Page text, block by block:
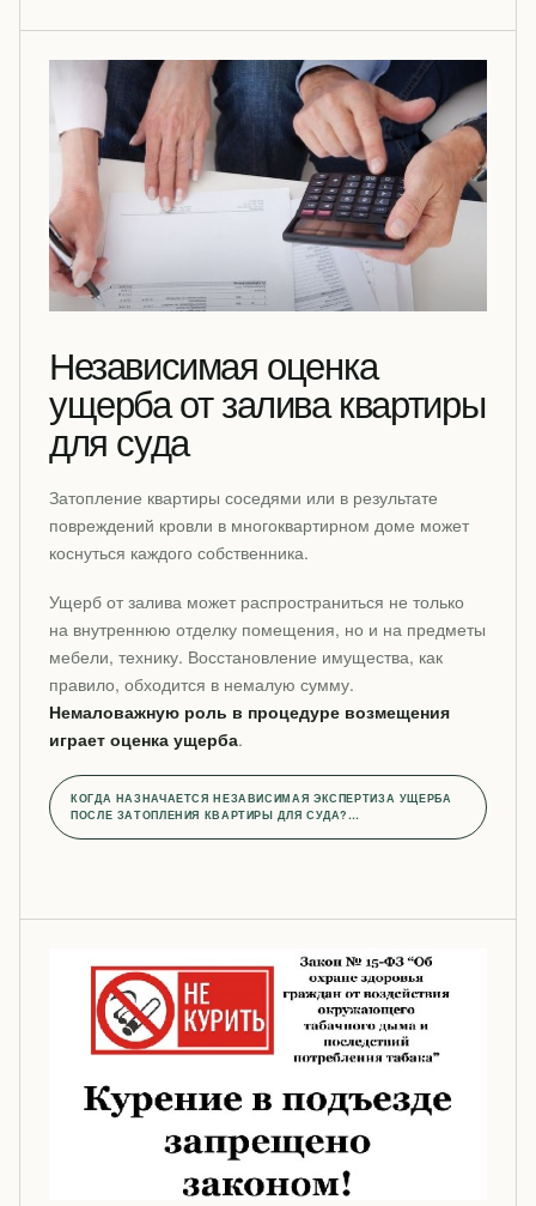
Независимая оценка
ущерба от залива квартиры
для суда
Затопление квартиры соседями или в результате
повреждений кровли в многоквартирном доме может
коснуться каждого собственника.
Ущерб от залива может распространиться не только
на внутреннюю отделку помещения, но и на предметы
мебели, технику. Восстановление имущества, как
правило, обходится в немалую сумму.
Немаловажную роль в процедуре возмещения
играет оценка ущерба.
КОГДА НАЗНАЧАЕТСЯ НЕЗАВИСИМАЯ ЭКСПЕРТИЗА УЩЕРБА
ПОСЛЕ ЗАТОПЛЕНИЯ КВАРТИРЫ ДЛЯ СУДА?…